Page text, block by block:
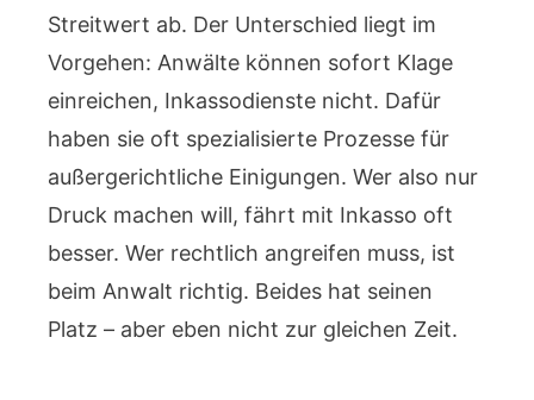
Streitwert ab. Der Unterschied liegt im
Vorgehen: Anwälte können sofort Klage
einreichen, Inkassodienste nicht. Dafür
haben sie oft spezialisierte Prozesse für
außergerichtliche Einigungen. Wer also nur
Druck machen will, fährt mit Inkasso oft
besser. Wer rechtlich angreifen muss, ist
beim Anwalt richtig. Beides hat seinen
Platz – aber eben nicht zur gleichen Zeit.